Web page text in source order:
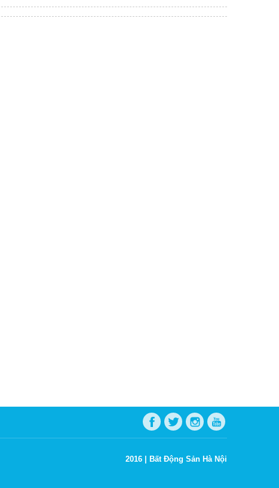
2016 | Bất Động Sản Hà Nội